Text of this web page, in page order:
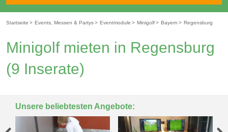
Startseite > Events, Messen & Partys> Eventmodule > Minigolf> Bayern > Regensburg
Minigolf mieten in Regensburg
(9 Inserate)
Unsere beliebtesten Angebote: